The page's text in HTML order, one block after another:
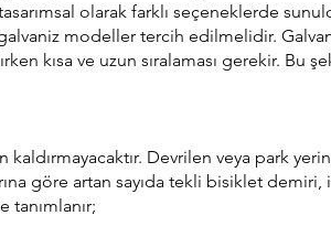
olarak farklı seçeneklerde
modeller tercih edilmelidir.
kısa ve uzun sıralaması gerekir.
Devrilen veya park
göre artan sayıda tekli bisiklet